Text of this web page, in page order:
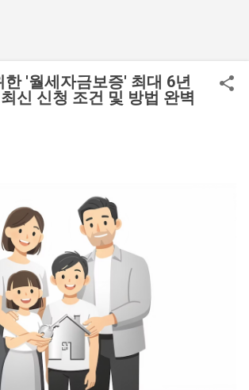
'월세자금보증' 최대 6년
신 신청 조건 및 방법 완벽